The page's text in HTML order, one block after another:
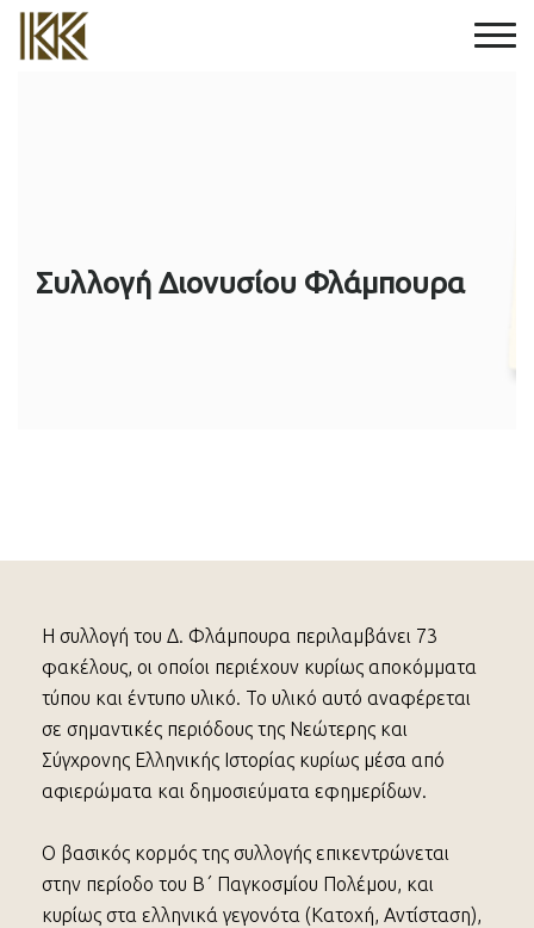
Συλλογή Διονυσίου Φλάμπουρα
Η συλλογή του Δ. Φλάμπουρα περιλαμβάνει 73
φακέλους, οι οποίοι περιέχουν κυρίως αποκόμματα
τύπου και έντυπο υλικό. Το υλικό αυτό αναφέρεται
σε σημαντικές περιόδους της Νεώτερης και
Σύγχρονης Ελληνικής Ιστορίας κυρίως μέσα από
αφιερώματα και δημοσιεύματα εφημερίδων.
Ο βασικός κορμός της συλλογής επικεντρώνεται
στην περίοδο του Β΄ Παγκοσμίου Πολέμου, και
κυρίως στα ελληνικά γεγονότα (Κατοχή, Αντίσταση),